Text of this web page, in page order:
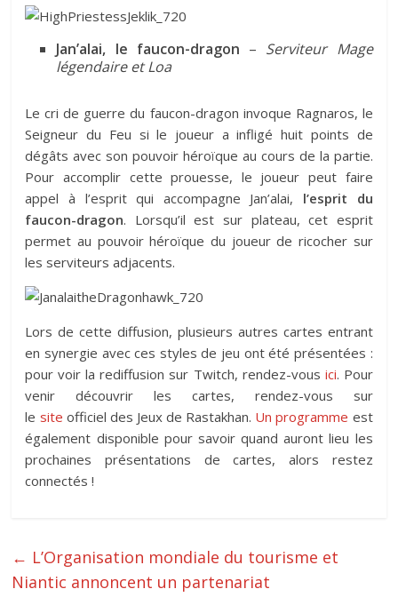
Jan’alai, le faucon-dragon – Serviteur Mage
légendaire et Loa
Le cri de guerre du faucon-dragon invoque Ragnaros, le
Seigneur du Feu si le joueur a infligé huit points de
dégâts avec son pouvoir héroïque au cours de la partie.
Pour accomplir cette prouesse, le joueur peut faire
appel à l’esprit qui accompagne Jan’alai, l’esprit du
faucon-dragon. Lorsqu’il est sur plateau, cet esprit
permet au pouvoir héroïque du joueur de ricocher sur
les serviteurs adjacents.
Lors de cette diffusion, plusieurs autres cartes entrant
en synergie avec ces styles de jeu ont été présentées :
pour voir la rediffusion sur Twitch, rendez-vous ici. Pour
venir découvrir les cartes, rendez-vous sur
le site officiel des Jeux de Rastakhan. Un programme est
également disponible pour savoir quand auront lieu les
prochaines présentations de cartes, alors restez
connectés !
← L’Organisation mondiale du tourisme et
Niantic annoncent un partenariat